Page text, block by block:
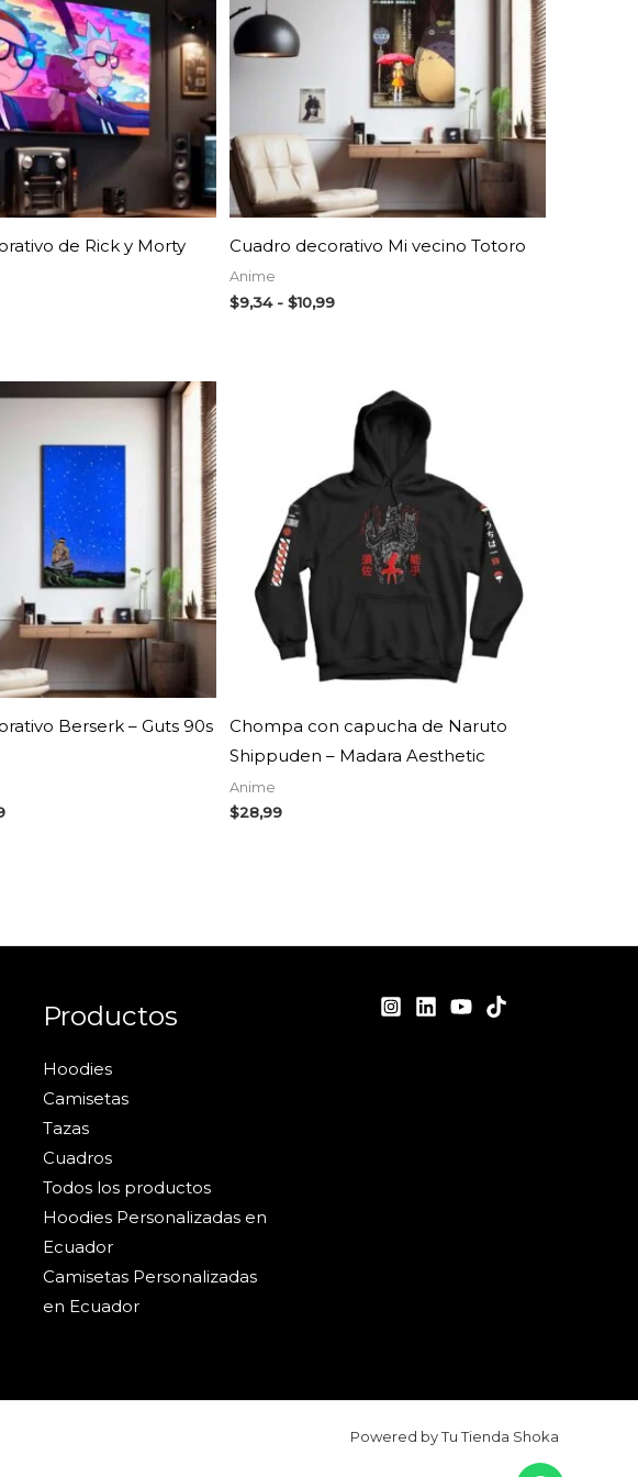
AGOTADO
de Rick y Morty
AGOTADO
Cuadro decorativo Mi vecino Totoro
Anime
$9,34 - $10,99
AGOTADO
Berserk – Guts 90s
desde
$9,34
$10,99
Chompa con capucha de Naruto
Shippuden – Madara Aesthetic
Anime
$28,99
Productos
Hoodies
Camisetas
Tazas
Cuadros
Todos los productos
Hoodies Personalizadas en
Ecuador
Camisetas Personalizadas
en Ecuador
Powered by Tu Tienda Shoka